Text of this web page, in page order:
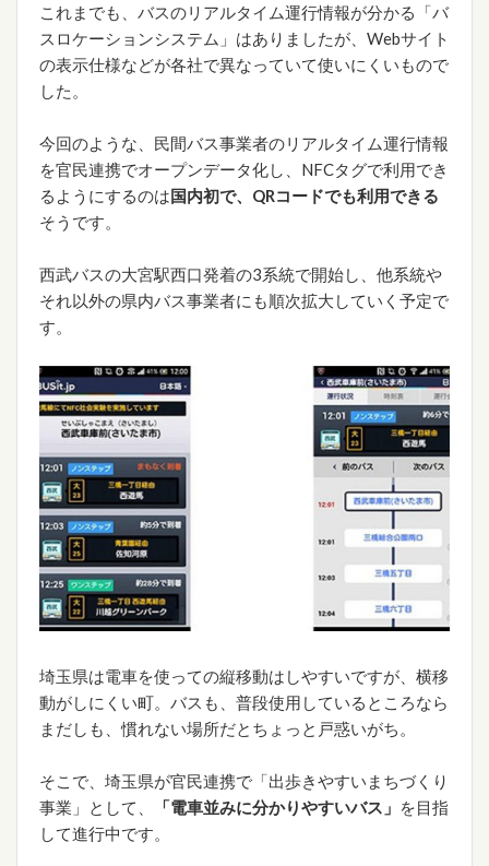
これまでも、バスのリアルタイム運行情報が分かる「バ
スロケーションシステム」はありましたが、Webサイト
の表示仕様などが各社で異なっていて使いにくいもので
した。
今回のような、民間バス事業者のリアルタイム運行情報
を官民連携でオープンデータ化し、NFCタグで利用でき
るようにするのは国内初で、QRコードでも利用できる
そうです。
西武バスの大宮駅西口発着の3系統で開始し、他系統や
それ以外の県内バス事業者にも順次拡大していく予定で
す。
埼玉県は電車を使っての縦移動はしやすいですが、横移
動がしにくい町。バスも、普段使用しているところなら
まだしも、慣れない場所だとちょっと戸惑いがち。
そこで、埼玉県が官民連携で「出歩きやすいまちづくり
事業」として、
「電車並みに分かりやすいバス」 を目指
して進行中です。